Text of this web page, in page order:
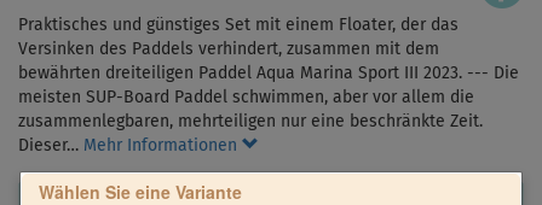
Praktisches und günstiges Set mit einem Floater, der das
Versinken des Paddels verhindert, zusammen mit dem
bewährten dreiteiligen Paddel Aqua Marina Sport III 2023. --- Die
meisten SUP-Board Paddel schwimmen, aber vor allem die
zusammenlegbaren, mehrteiligen nur eine beschränkte Zeit.
Dieser… Mehr Informationen
Wählen Sie eine Variante